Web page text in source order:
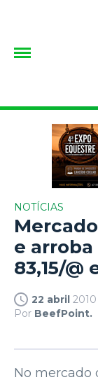
NOTÍCIAS
e arroba
83,15/@
22 abril
Por BeefPoint.
No mercado